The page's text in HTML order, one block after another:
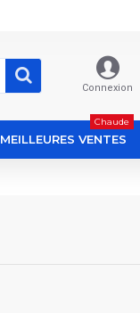
Connexion
MEILLEURES VENTES
Chaude